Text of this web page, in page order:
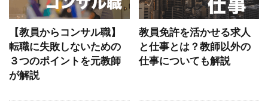
【教員からコンサル職】
転職に失敗しないための
３つのポイントを元教師
が解説
教員免許を活かせる求人
と仕事とは？教師以外の
仕事についても解説